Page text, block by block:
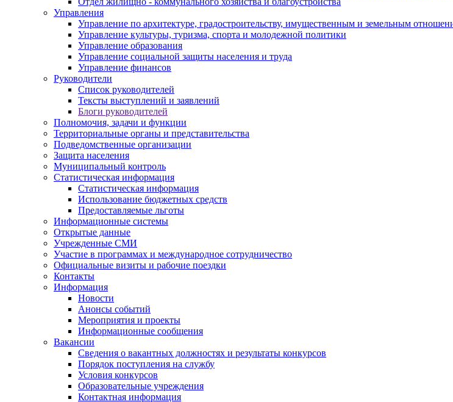
Управления
Управление по архитектуре, градостроительству, имущественным и земельным
Управление культуры, туризма, спорта и молодежной политики
Управление образования
Управление социальной защиты населения и труда
Управление финансов
Руководители
Список руководителей
Тексты выступлений и заявлений
Блоги руководителей
Полномочия, задачи и функции
Территориальные органы и представительства
Подведомственные организации
Защита населения
Муниципальный контроль
Статистическая информация
Статистическая информация
Использование бюджетных средств
Предоставляемые льготы
Информационные системы
Открытые данные
Учрежденные СМИ
Участие в программах и международное сотрудничество
Официальные визиты и рабочие поездки
Контакты
Информация
Новости
Анонсы событий
Мероприятия и проекты
Информационные сообщения
Вакансии
Сведения о вакантных должностях и результаты конкурсов
Порядок поступления на службу
Условия конкурсов
Образовательные учреждения
Контактная информация